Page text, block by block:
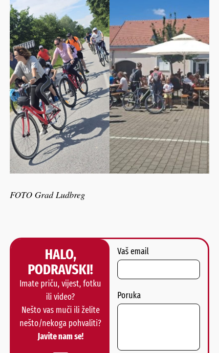
FOTO Grad Ludbreg
HALO,
PODRAVSKI!
Imate priču, vijest, fotku
ili video?
Nešto vas muči ili želite
nešto/nekoga pohvaliti?
Javite nam se!
Vaš email
Poruka